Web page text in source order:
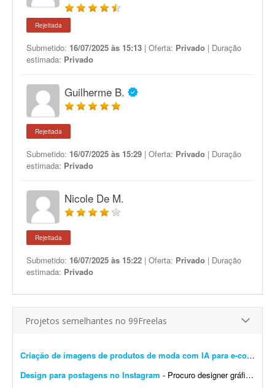
Rejeitada
Submetido: 16/07/2025 às 15:13 | Oferta: Privado | Duração
estimada: Privado
Guilherme B.
Rejeitada
Submetido: 16/07/2025 às 15:29 | Oferta: Privado | Duração
estimada: Privado
Nicole De M.
Rejeitada
Submetido: 16/07/2025 às 15:22 | Oferta: Privado | Duração
estimada: Privado
Projetos semelhantes no 99Freelas
Criação de imagens de produtos de moda com IA para e-commerce
Design para postagens no Instagram - Procuro designer gráfico para me ajudar nas postagens do meu Instagram profissional. Algumas já foram feitas por mim, mas precisam ser melhoradas. Algumas pretendo manter como est&ati...